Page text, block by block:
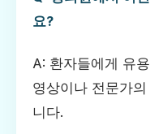
요?
A: 환자들에게 유
영상이나 전문가
니다.